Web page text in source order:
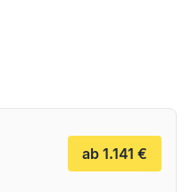
ab 1.141 €